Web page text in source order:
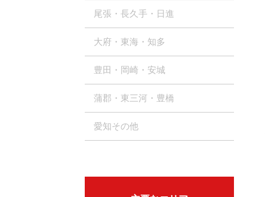
尾張・長久手・日進
大府・東海・知多
豊田・岡崎・安城
蒲郡・東三河・豊橋
愛知その他